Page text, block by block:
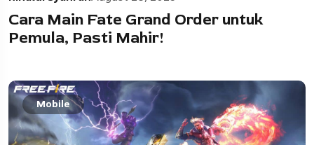
Cara Main Fate Grand Order untuk
Pemula, Pasti Mahir!
Mobile